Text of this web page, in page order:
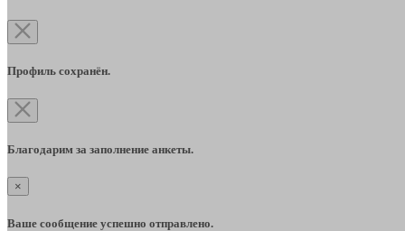
Профиль сохранён.
Благодарим за заполнение анкеты.
×
Ваше сообщение успешно отправлено.